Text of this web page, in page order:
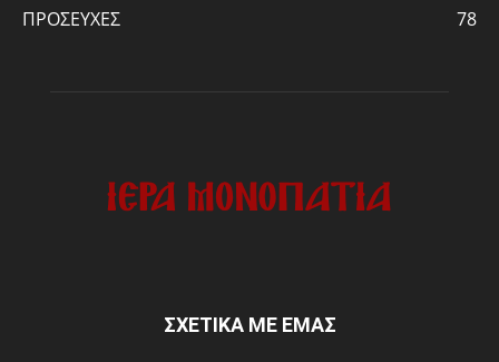
ΠΡΟΣΕΥΧΕΣ
78
ΣΧΕΤΙΚΑ ΜΕ ΕΜΑΣ